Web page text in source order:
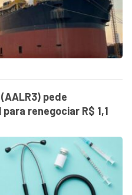
pede
renegociar R$ 1,1